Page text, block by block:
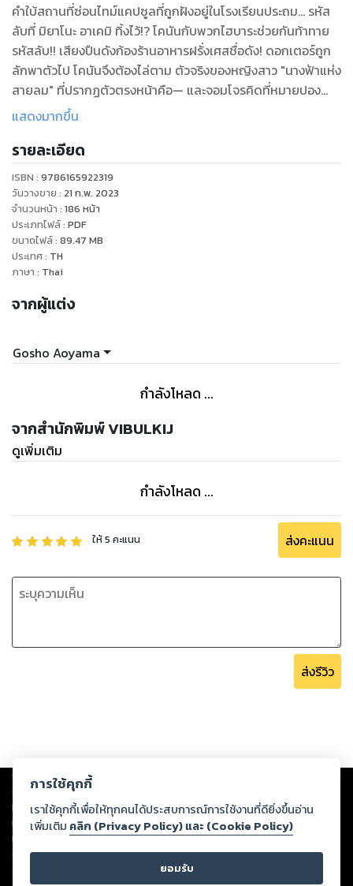
คําใบ้สถานที่ซ่อนไทม์แคปซูลที่ถูกฝังอยู่ในโรงเรียนประถม... รหัส
ลับที่ มิยาโนะ อาเคมิ ทิ้งไว้!? โคนันกับพวกไฮบาระช่วยกันท้าทาย
รหัสลับ!! เสียงปืนดังก้องร้านอาหารฝรั่งเศสชื่อดัง! ดอกเตอร์ถูก
ลักพาตัวไป โคนันจึงต้องไล่ตาม ตัวจริงของหญิงสาว "นางฟ้าแห่ง
สายลม" ที่ปรากฏตัวตรงหน้าคือ— และจอมโจรคิดที่หมายปอง
สมบัติลับ... คนที่รอรับมือเขาอยู่คือ— อามุโร่ โทรุ!
แสดงมากขึ้น
รายละเอียด
ISBN : 9786165922319
วันวางขาย : 21 ก.พ. 2023
จำนวนหน้า : 186 หน้า
ประเภทไฟล์: PDF
ขนาดไฟล์: 89.47 MB
ประเทศ: TH
ภาษา : Thai
จากผู้แต่ง
Gosho Aoyama
กำลังโหลด ...
จากสำนักพิมพ์ VIBULKIJ
ดูเพิ่มเติม
กำลังโหลด ...
ให้5 คะแนน ส่งคะแนน
ส่งรีวิว
Copyright © 2026
ต่อผลงานหรือเนื้อหาใดที่อัปโหลดผ่านเว็บไซต์และปรากฏว่าละเมิดสิทธิใน
ทรัพย์สินทางปัญญาของบุคคลอื่นหรือขัดต่อกฎหมายและศีลธรรม ดังนั้น ผู้อ่าน
ทุกท่านโปรดใช้วิจารณญาณในการกลั่นกรองด้วยตนเอง และหากท่านพบว่าส่วน
หนึ่งส่วนใดขัดต่อกฎหมายและศีลธรรม กรุณาแจ้งมายังบริษัท เพื่อทีมงานจะได้
ดำเนินการในทันที ทั้งนี้ ทางสตอรี่ล็อกขอสงวนลิขสิทธิ์ตามพระราชบัญญัติ
ลิขสิทธิ์ พ.ศ. 2537 (ฉบับล่าสุด)
การใช้คุกกี้
เราใช้คุกกี้เพื่อให้ทุกคนได้ประสบการณ์การใช้งานที่ดียิ่งขึ้นอ่าน
เพิ่มเติม คลิก (Privacy Policy) และ (Cookie Policy)
ยอมรับ